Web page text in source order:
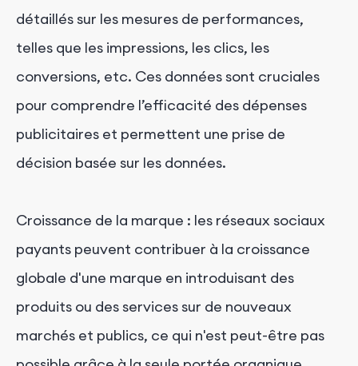
détaillés sur les mesures de performances,
telles que les impressions, les clics, les
conversions, etc. Ces données sont cruciales
pour comprendre l’efficacité des dépenses
publicitaires et permettent une prise de
décision basée sur les données.
Croissance de la marque : les réseaux sociaux
payants peuvent contribuer à la croissance
globale d'une marque en introduisant des
produits ou des services sur de nouveaux
marchés et publics, ce qui n'est peut-être pas